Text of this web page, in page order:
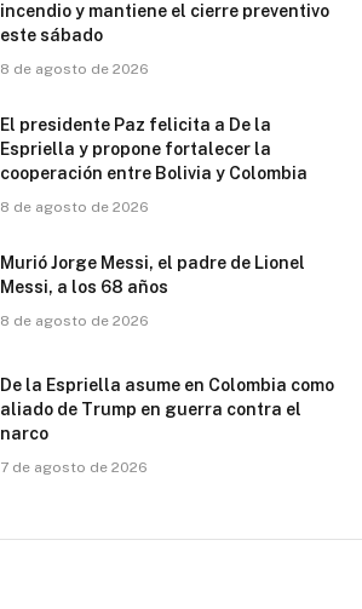
incendio y mantiene el cierre preventivo
este sábado
8 de agosto de 2026
El presidente Paz felicita a De la
Espriella y propone fortalecer la
cooperación entre Bolivia y Colombia
8 de agosto de 2026
Murió Jorge Messi, el padre de Lionel
Messi, a los 68 años
8 de agosto de 2026
De la Espriella asume en Colombia como
aliado de Trump en guerra contra el
narco
7 de agosto de 2026